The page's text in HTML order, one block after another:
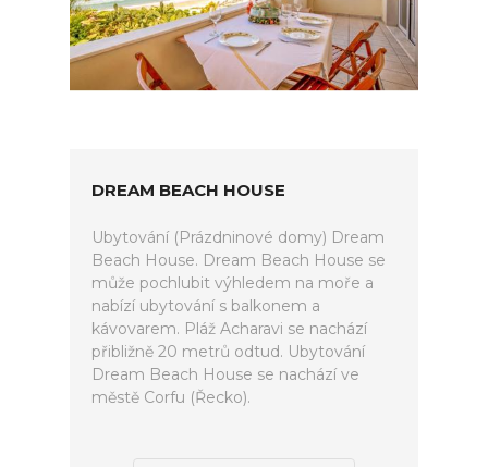
DREAM BEACH HOUSE
Ubytování (Prázdninové domy) Dream
Beach House. Dream Beach House se
může pochlubit výhledem na moře a
nabízí ubytování s balkonem a
kávovarem. Pláž Acharavi se nachází
přibližně 20 metrů odtud. Ubytování
Dream Beach House se nachází ve
městě Corfu (Řecko).